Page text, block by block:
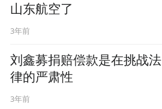
山东航空了
3年前
刘鑫募捐赔偿款是在挑战法
律的严肃性
3年前